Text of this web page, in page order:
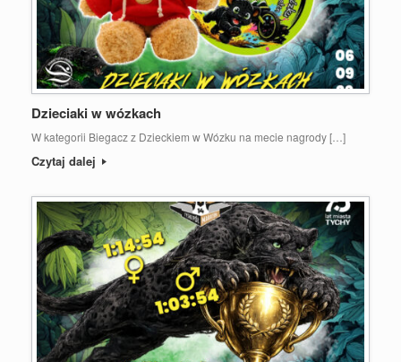
Dzieciaki w wózkach
W kategorii Biegacz z Dzieckiem w Wózku na mecie nagrody […]
Czytaj dalej